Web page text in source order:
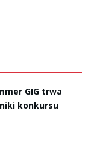
GIG trwa
konkursu